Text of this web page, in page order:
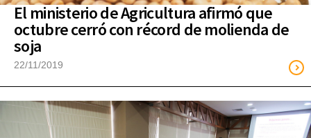
El ministerio de Agricultura afirmó que
octubre cerró con récord de molienda de
soja
22/11/2019